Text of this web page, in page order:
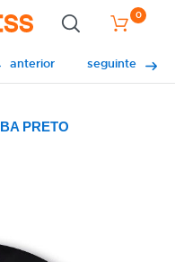
0
anterior seguinte
PRETO